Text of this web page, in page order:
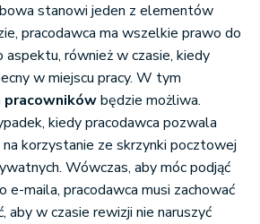
stanowi jeden z elementów
pracodawca ma wszelkie prawo do
również w czasie, kiedy
w miejscu pracy. W tym
będzie możliwa.
kiedy pracodawca pozwala
korzystanie ze skrzynki pocztowej
Wówczas, aby móc podjąć
e-maila, pracodawca musi zachować
aby w czasie rewizji nie naruszyć